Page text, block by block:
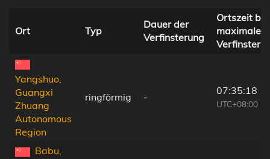
Ort Typ
Dauer der
Verfinsterung
Ortszeit bei
maximaler
Yangshuo,
Guangxi
Zhuang
Autonomous
Region
ringförmig -
07:35:18
UTC+08:00
Babu,